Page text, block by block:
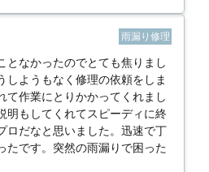
雨漏り修理
となかったのでとても焦りまし
しようもなく修理の依頼をしま
て作業にとりかかってくれまし
明もしてくれてスピーディに終
ロだなと思いました。迅速で丁
たです。突然の雨漏りで困った